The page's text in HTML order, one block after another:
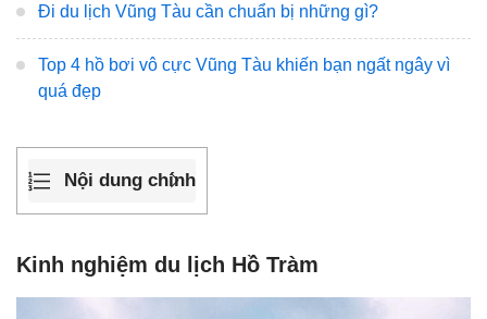
Đi du lịch Vũng Tàu cần chuẩn bị những gì?
Top 4 hồ bơi vô cực Vũng Tàu khiến bạn ngất ngây vì
quá đẹp
Nội dung chính
Kinh nghiệm du lịch Hồ Tràm